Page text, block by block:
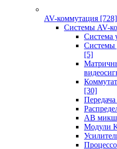
AV-коммутация [728]
Системы AV-
Система
Системы
[5]
[30]
АВ
Модули